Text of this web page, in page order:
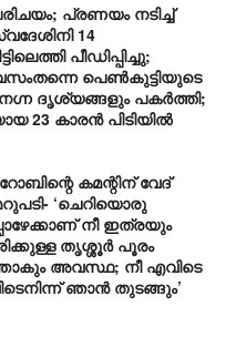
പ്രണയം നടിച്ച്
14
പീഡിപ്പിച്ചു;
പെൺകുട്ടിയുടെ
ദൃശ്യങ്ങളും പകർത്തി;
23 കാരൻ പിടിയിൽ
കമന്റിന് വേദ്
‘ചെറിയൊരു
നീ ഇത്രയും
തൃശ്ശൂർ പൂരം
അവസ്ഥ; നീ എവിടെ
ഞാൻ തുടങ്ങും’